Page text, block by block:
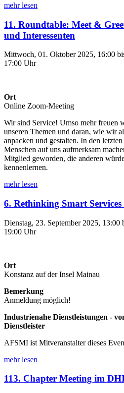
mehr lesen
11. Roundtable: Meet &
und Interessenten
Mittwoch, 01. Oktober 2025, 16:00
17:00 Uhr
Ort
Online Zoom-Meeting
Wir sind Service! Umso mehr freuen
unseren Themen und daran, wie wir
anpacken und gestalten. In den
Menschen auf uns aufmerksam
Mitglied geworden, die anderen
kennenlernen.
mehr lesen
6. Rethinking Smart
Dienstag, 23. September 2025, 13:00
19:00 Uhr
Ort
Konstanz auf der Insel Mainau
Bemerkung
Anmeldung möglich!
Industrienahe Dienstleistungen -
Dienstleister
AFSMI ist Mitveranstalter dieses
mehr lesen
113. Chapter Meeting im